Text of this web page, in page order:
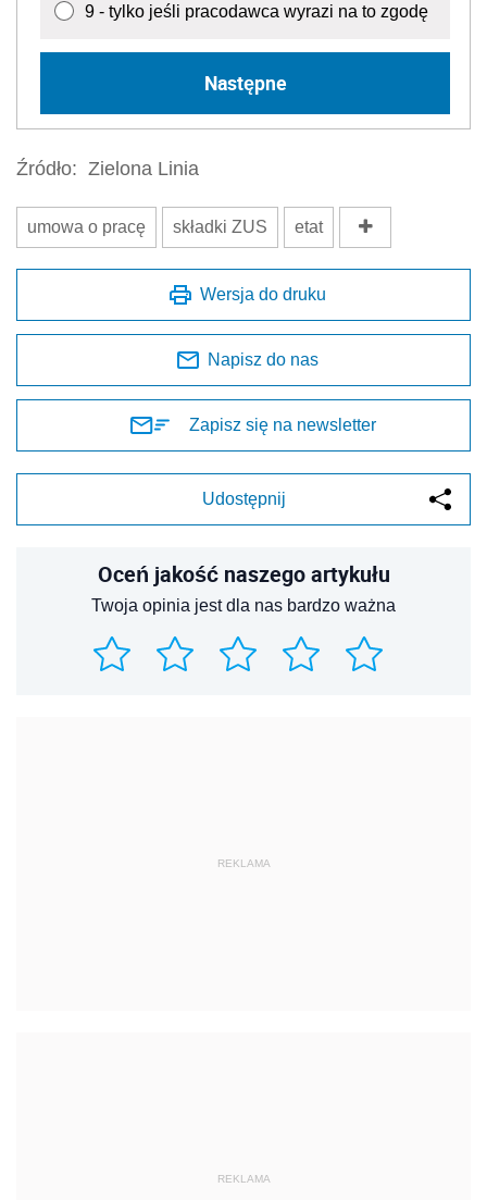
9 - tylko jeśli pracodawca wyrazi na to zgodę
Następne
Źródło: Zielona Linia
umowa o pracę składki ZUS etat
Wersja do druku
Napisz do nas
Zapisz się na newsletter
Udostępnij
Oceń jakość naszego artykułu
Twoja opinia jest dla nas bardzo ważna
REKLAMA
REKLAMA